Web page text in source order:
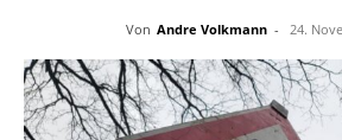
Von Andre Volkmann - 24.